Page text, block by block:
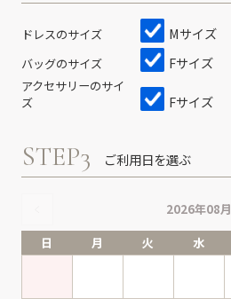
ドレスのサイズ Mサイズ
バッグのサイズ Fサイズ
アクセサリーのサイ
ズ
Fサイズ
STEP3 ご利用日を選ぶ
2026年08月
日
月 火 水